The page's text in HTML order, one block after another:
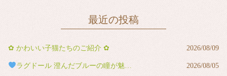
最近の投稿
✿ かわいい子猫たちのご紹介 ✿ 2026/08/09
ラグドール 澄んだブルーの瞳が魅力の男の子 2026/08/05